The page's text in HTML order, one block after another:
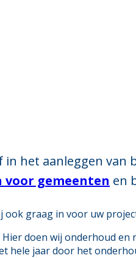
in het aanleggen van
gemeenten en
ook graag in voor uw
doen wij onderhoud
hele jaar door het